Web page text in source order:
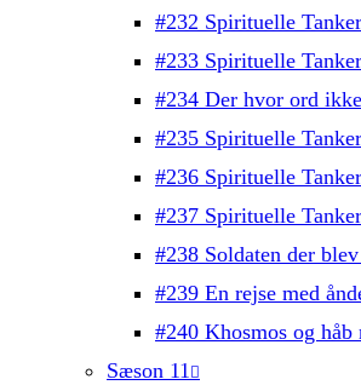
#232 Spirituelle
#233 Spirituelle
#234 Der hvor ord
#235 Spirituelle
#236 Spirituelle
#237 Spirituelle
#238 Soldaten der
#239 En rejse med
#240 Khosmos og
Sæson 11